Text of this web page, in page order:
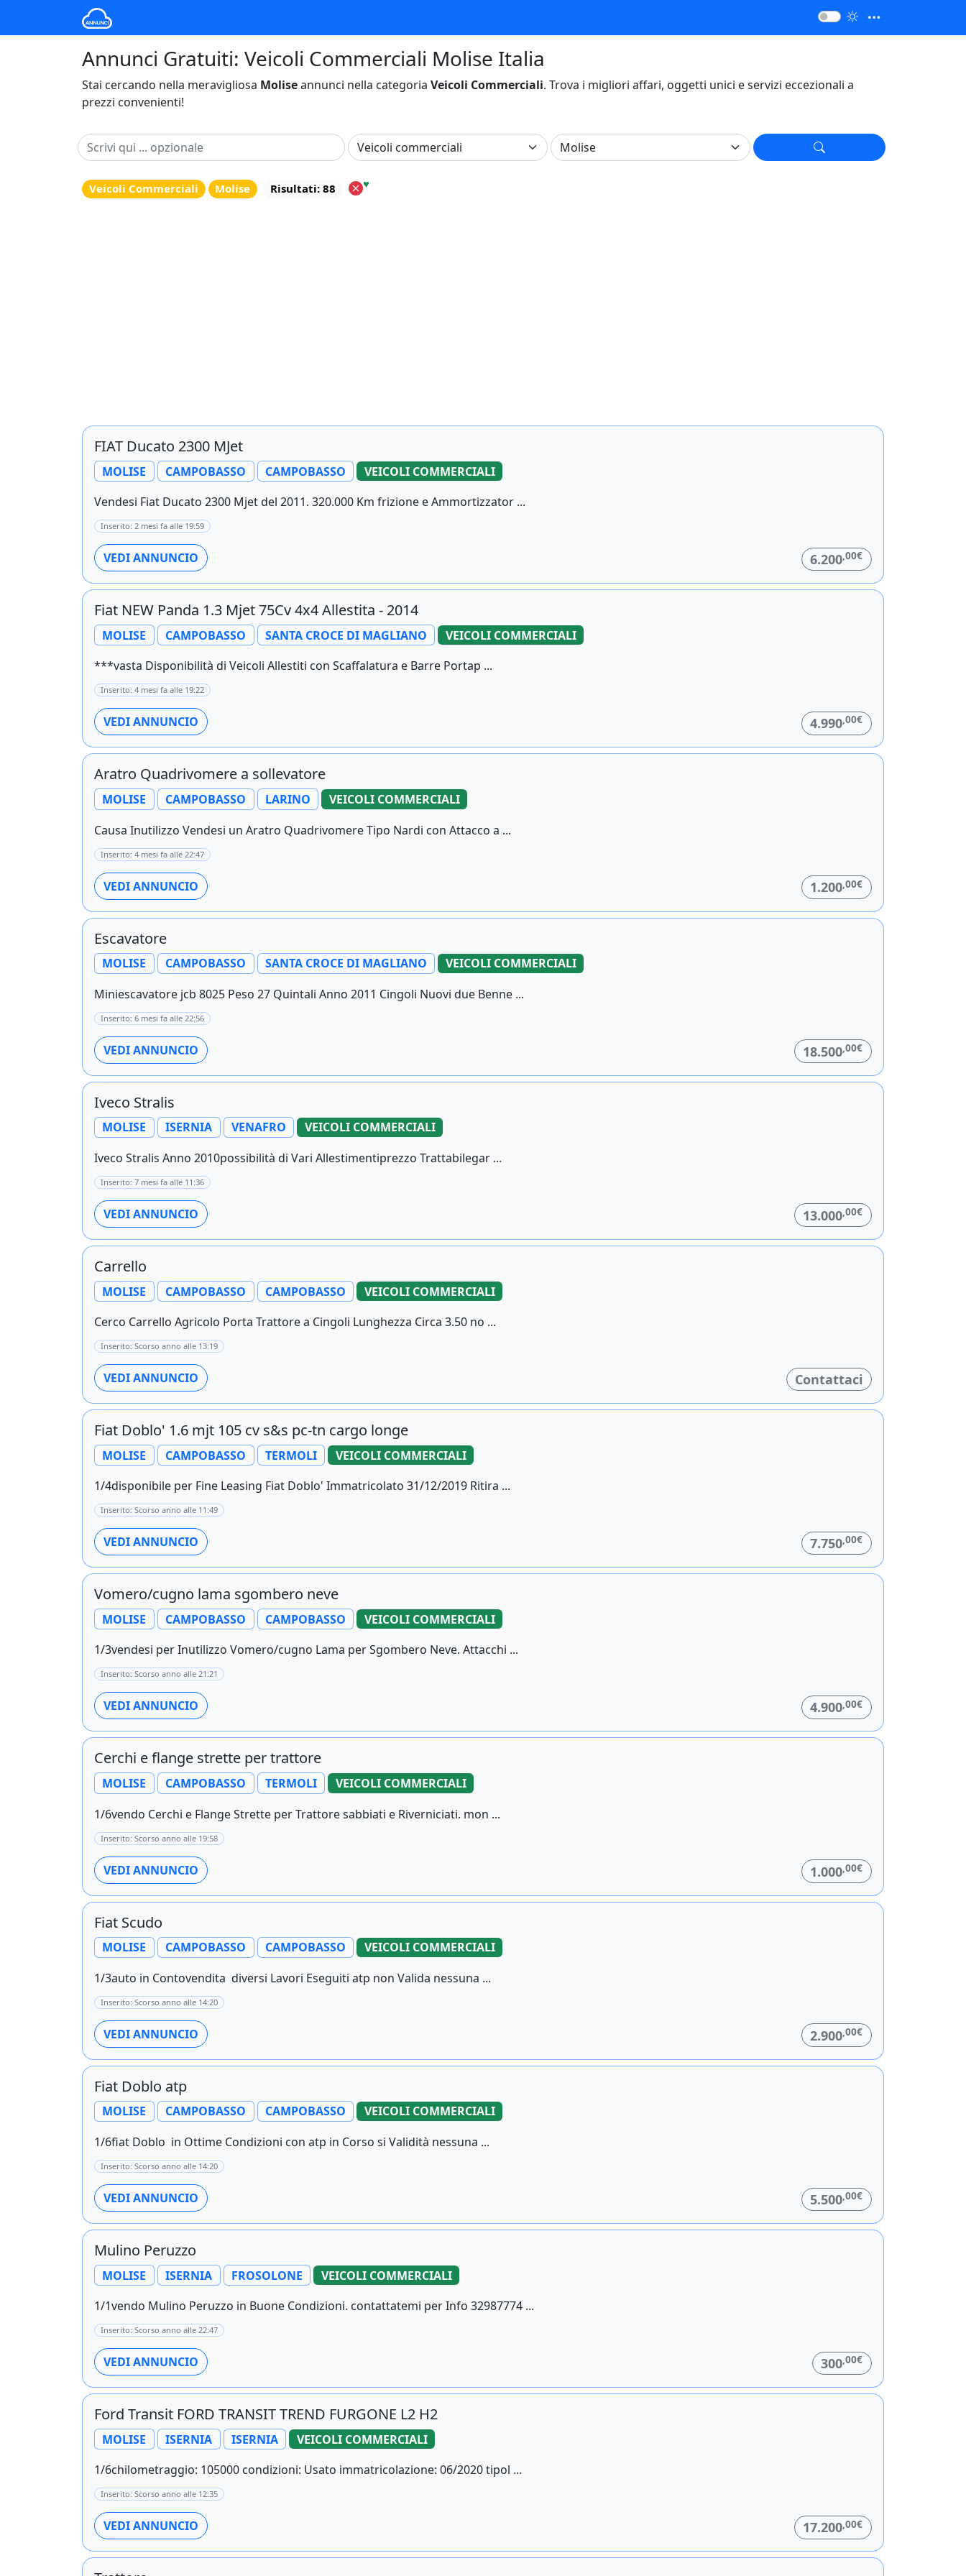
Annunci Gratuiti: Veicoli Commerciali Molise Italia
Stai cercando nella meravigliosa Moliseannunci nella categoria Veicoli Commerciali. Trova i migliori affari, oggetti unici e servizi eccezionali a
prezzi convenienti!
Veicoli Commerciali Molise Risultati: 88 ♥
FIAT Ducato 2300 MJet
MOLISE CAMPOBASSO CAMPOBASSO
VEICOLI COMMERCIALI
Vendesi Fiat Ducato 2300 Mjet del 2011. 320.000 Km frizione e Ammortizzator ...
Inserito: 2 mesi fa alle 19:59
VEDI ANNUNCIO 6.200,00€
Fiat NEW Panda 1.3 Mjet 75Cv 4x4 Allestita - 2014
MOLISE CAMPOBASSO SANTA CROCE DI MAGLIANO
VEICOLI COMMERCIALI
***vasta Disponibilità di Veicoli Allestiti con Scaffalatura e Barre Portap ...
Inserito: 4 mesi fa alle 19:22
VEDI ANNUNCIO 4.990,00€
Aratro Quadrivomere a sollevatore
MOLISE CAMPOBASSO LARINO
VEICOLI COMMERCIALI
Causa Inutilizzo Vendesi un Aratro Quadrivomere Tipo Nardi con Attacco a ...
Inserito: 4 mesi fa alle 22:47
VEDI ANNUNCIO 1.200,00€
Escavatore
MOLISE CAMPOBASSO SANTA CROCE DI MAGLIANO
VEICOLI COMMERCIALI
Miniescavatore jcb 8025 Peso 27 Quintali Anno 2011 Cingoli Nuovi due Benne ...
Inserito: 6 mesi fa alle 22:56
VEDI ANNUNCIO 18.500,00€
Iveco Stralis
MOLISE ISERNIA VENAFRO
VEICOLI COMMERCIALI
Iveco Stralis Anno 2010possibilità di Vari Allestimentiprezzo Trattabilegar ...
Inserito: 7 mesi fa alle 11:36
VEDI ANNUNCIO 13.000,00€
Carrello
MOLISE CAMPOBASSO CAMPOBASSO
VEICOLI COMMERCIALI
Cerco Carrello Agricolo Porta Trattore a Cingoli Lunghezza Circa 3.50 no ...
Inserito: Scorso anno alle 13:19
VEDI ANNUNCIO Contattaci
Fiat Doblo' 1.6 mjt 105 cv s&s pc-tn cargo longe
MOLISE CAMPOBASSO TERMOLI
VEICOLI COMMERCIALI
1/4disponibile per Fine Leasing Fiat Doblo' Immatricolato 31/12/2019 Ritira ...
Inserito: Scorso anno alle 11:49
VEDI ANNUNCIO 7.750,00€
Vomero/cugno lama sgombero neve
MOLISE CAMPOBASSO CAMPOBASSO
VEICOLI COMMERCIALI
1/3vendesi per Inutilizzo Vomero/cugno Lama per Sgombero Neve. Attacchi ...
Inserito: Scorso anno alle 21:21
VEDI ANNUNCIO 4.900 ,00€
Cerchi e flange strette per trattore
MOLISE CAMPOBASSO TERMOLI
VEICOLI COMMERCIALI
1/6vendo Cerchi e Flange Strette per Trattore sabbiati e Riverniciati. mon ...
Inserito: Scorso anno alle 19:58
VEDI ANNUNCIO 1.000,00€
Fiat Scudo
MOLISE CAMPOBASSO CAMPOBASSO
VEICOLI COMMERCIALI
1/3auto in Contovendita diversi Lavori Eseguiti atp non Valida nessuna ...
Inserito: Scorso anno alle 14:20
VEDI ANNUNCIO 2.900,00€
Fiat Doblo atp
MOLISE CAMPOBASSO CAMPOBASSO
VEICOLI COMMERCIALI
1/6fiat Doblo in Ottime Condizioni con atp in Corso si Validità nessuna ...
Inserito: Scorso anno alle 14:20
VEDI ANNUNCIO 5.500,00€
Mulino Peruzzo
MOLISE ISERNIA FROSOLONE
VEICOLI COMMERCIALI
1/1vendo Mulino Peruzzo in Buone Condizioni. contattatemi per Info 32987774 ...
Inserito: Scorso anno alle 22:47
VEDI ANNUNCIO 300,00€
Ford Transit FORD TRANSIT TREND FURGONE L2 H2
MOLISE ISERNIA ISERNIA
VEICOLI COMMERCIALI
1/6chilometraggio: 105000 condizioni: Usato immatricolazione: 06/2020 tipol ...
Inserito: Scorso anno alle 12:35
VEDI ANNUNCIO 17.200 ,00€